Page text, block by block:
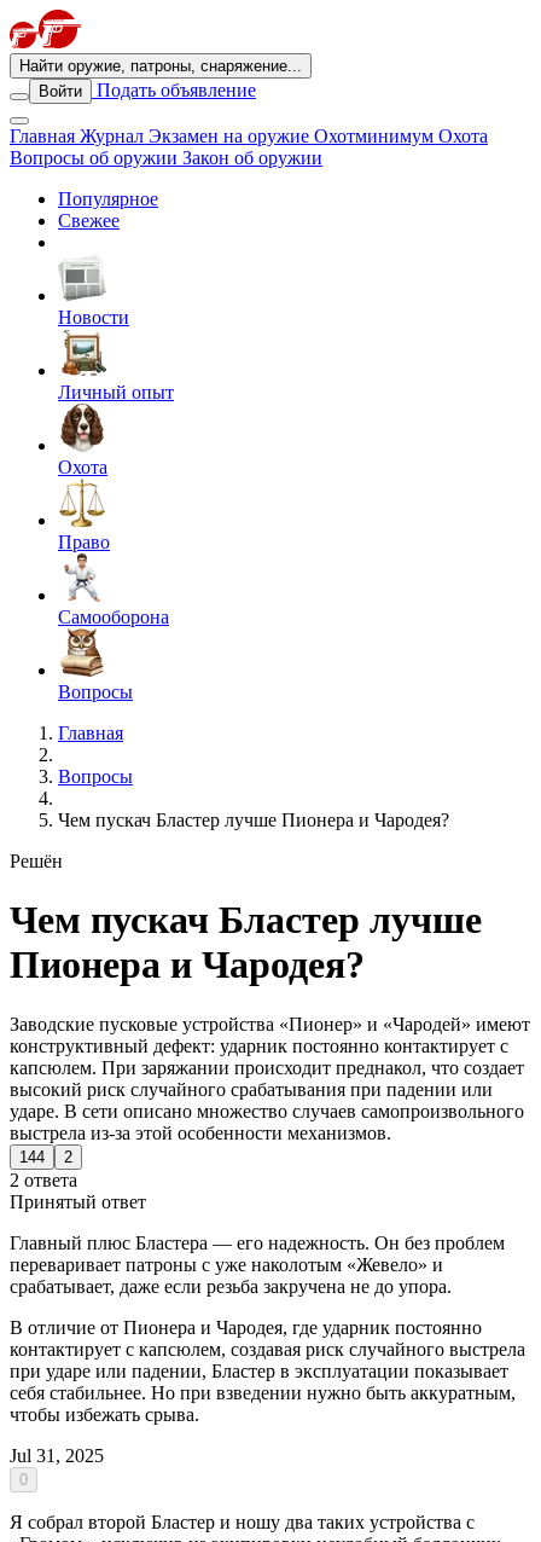
Найти оружие, патроны, снаряжение...
Войти
Подать объявление
Главная Журнал Экзамен на оружие Охотминимум Охота
Вопросы об оружии Закон об оружии
Популярное
Свежее
Новости
Личный опыт
Охота
Право
Самооборона
Вопросы
Главная
Вопросы
Чем пускач Бластер лучше Пионера и Чародея?
Решён
Чем пускач Бластер лучше
Пионера и Чародея?
Заводские пусковые устройства «Пионер» и «Чародей» имеют
конструктивный дефект: ударник постоянно контактирует с
капсюлем. При заряжании происходит преднакол, что создает
высокий риск случайного срабатывания при падении или
ударе. В сети описано множество случаев самопроизвольного
выстрела из-за этой особенности механизмов.
144 2
2 ответа
Принятый ответ
Главный плюс Бластера — его надежность. Он без проблем
переваривает патроны с уже наколотым «Жевело» и
срабатывает, даже если резьба закручена не до упора.
В отличие от Пионера и Чародея, где ударник постоянно
контактирует с капсюлем, создавая риск случайного выстрела
при ударе или падении, Бластер в эксплуатации показывает
себя стабильнее. Но при взведении нужно быть аккуратным,
чтобы избежать срыва.
Jul 31, 2025
0
Я собрал второй Бластер и ношу два таких устройства с